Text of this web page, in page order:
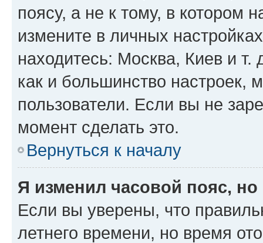
поясу, а не к тому, в котором
измените в личных
находитесь: Москва, Киев и т.
как и большинство настроек,
пользователи. Если вы не
момент сделать это.
Вернуться к началу
Я изменил часовой пояс,
Если вы уверены, что
летнего времени, но время